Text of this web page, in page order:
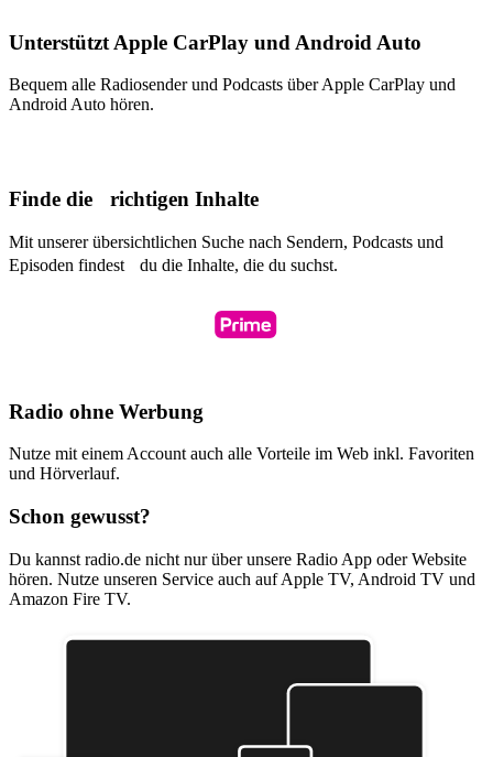
Unterstützt Apple CarPlay und Android Auto
Bequem alle Radiosender und Podcasts über Apple CarPlay und
Android Auto hören.
Finde die richtigen Inhalte
Mit unserer übersichtlichen Suche nach Sendern, Podcasts und
Episoden findest du die Inhalte, die du suchst.
Radio ohne Werbung
Nutze mit einem Account auch alle Vorteile im Web inkl. Favoriten
und Hörverlauf.
Schon gewusst?
Du kannst radio.de nicht nur über unsere Radio App oder Website
hören. Nutze unseren Service auch auf Apple TV, Android TV und
Amazon Fire TV.